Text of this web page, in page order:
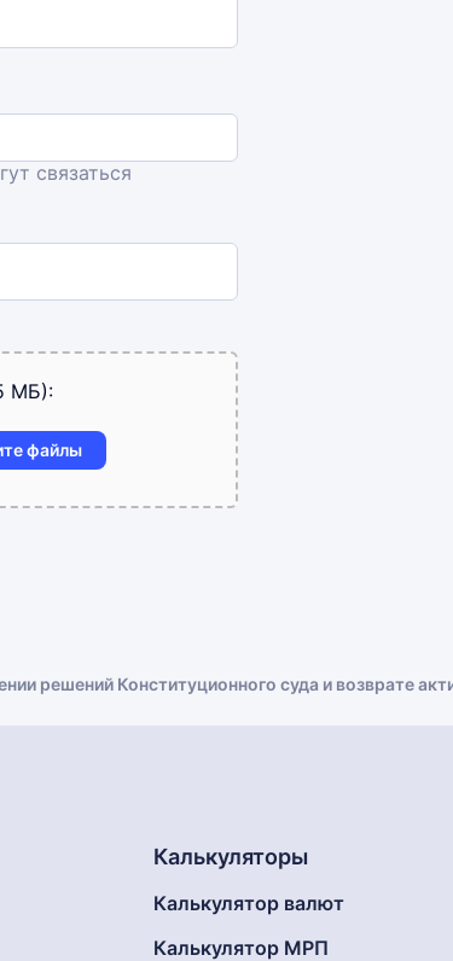
связаться
МБ):
файлы
решений Конституционного суда и возврате
Калькуляторы
Калькулятор валют
Калькулятор МРП